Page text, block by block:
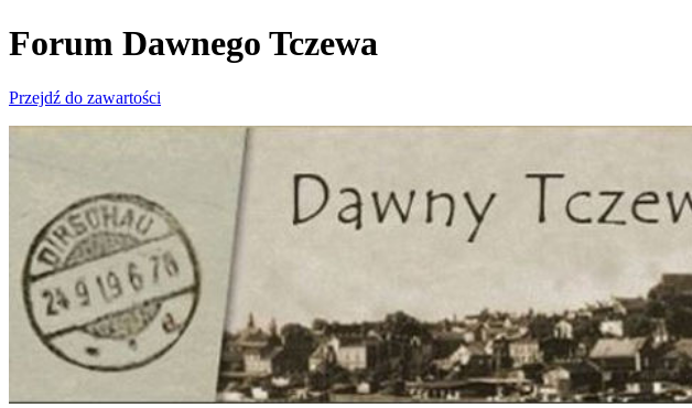
Forum Dawnego Tczewa
Przejdź do zawartości